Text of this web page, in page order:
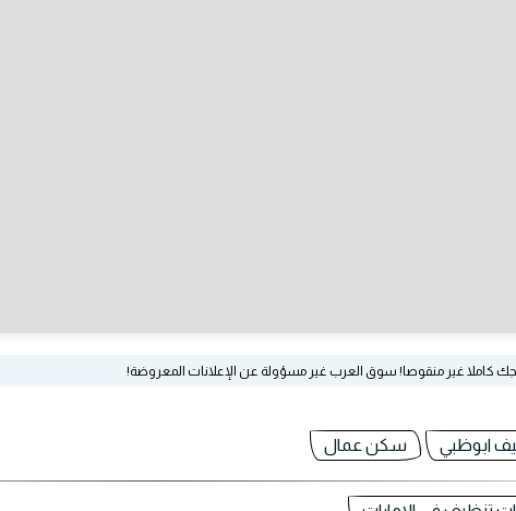
كاملا غير منقوصا! سوق العرب غير مسؤولة عن الإعلانات المعروضة!
ابوظبي سكن عمال